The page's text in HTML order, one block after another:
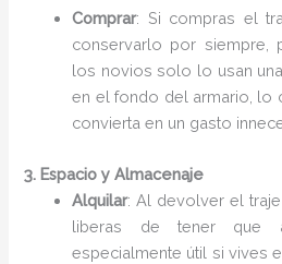
Comprar: Si compras el
conservarlo por siempre,
los novios solo lo usan
en el fondo del armario, lo
convierta en un gasto
3. Espacio y Almacenaje
Alquilar: Al devolver el
liberas de tener que
especialmente útil si vives